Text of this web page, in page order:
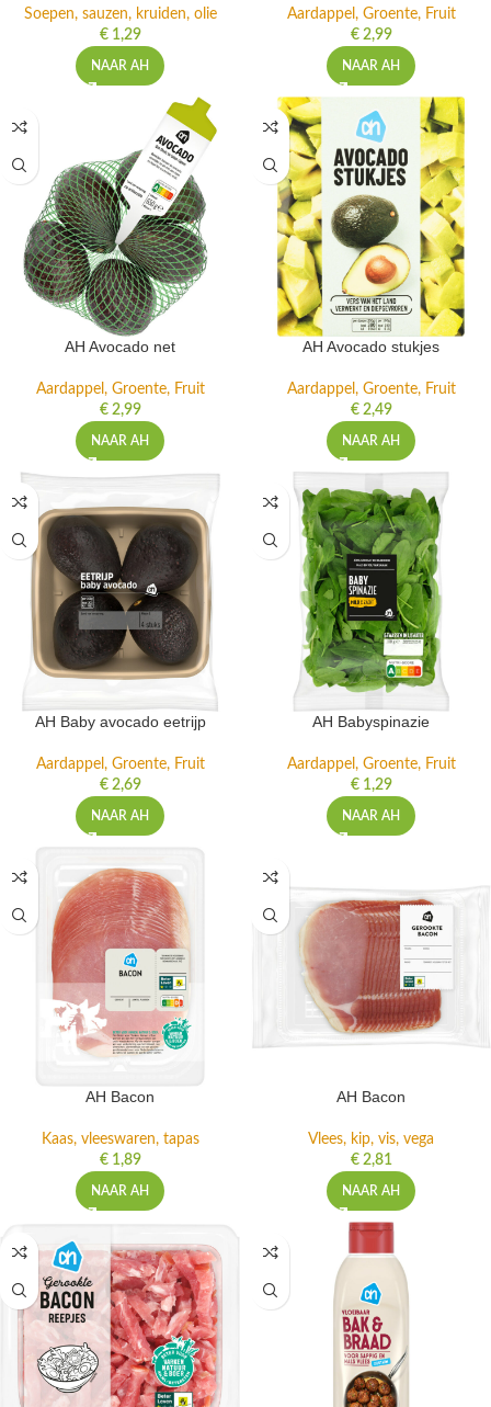
Soepen, sauzen, kruiden, olie
€1,29
NAAR AH
Aardappel, Groente, Fruit
€2,99
NAAR AH
AH Avocado net
Aardappel, Groente, Fruit
€2,99
NAAR AH
AH Avocado stukjes
Aardappel, Groente, Fruit
€2,49
NAAR AH
AH Baby avocado eetrijp
Aardappel, Groente, Fruit
€2,69
NAAR AH
AH Babyspinazie
Aardappel, Groente, Fruit
€1,29
NAAR AH
AH Bacon
Kaas, vleeswaren, tapas
€1,89
NAAR AH
AH Bacon
Vlees, kip, vis, vega
€2,81
NAAR AH